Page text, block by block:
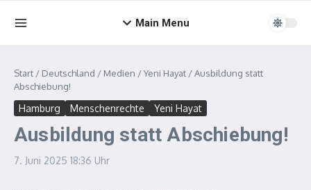
Main Menu
Start / Deutschland / Medien /Yeni Hayat /Ausbildung statt
Abschiebung!
Hamburg Menschenrechte Yeni Hayat
Ausbildung statt Abschiebung!
7. Juni 2025 18:36 Uhr